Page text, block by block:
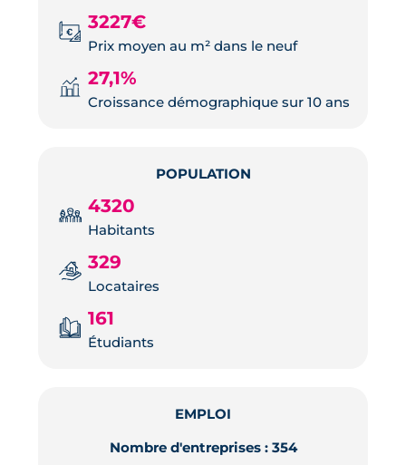
3227€
Prix moyen au m² dans le neuf
27,1%
Croissance démographique sur 10 ans
POPULATION
4320
Habitants
329
Locataires
161
Étudiants
EMPLOI
Nombre d'entreprises : 354